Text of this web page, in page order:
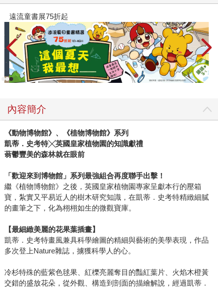
遠流童書展75折起
內容簡介
《動物博物館》、《植物博物館》系列
凱蒂．史考特╳英國皇家植物園的知識獻禮
蓊鬱豐美的森林就在眼前
「歡迎來到博物館」系列最強組合再度聯手出擊！
繼《植物博物館》之後，英國皇家植物園專家呈獻本行的壓箱
寶，紮實又平易近人的樹木研究知識，在凱蒂．史考特精緻細膩
的畫筆之下，化為栩栩如生的微觀寶庫。
【最細緻美麗的花果葉插畫】
凱蒂．史考特畫風兼具科學繪圖的精細與藝術的美學表現，作品
多次登上Nature雜誌，擄獲科學人的心。
冷杉特殊的藍紫色毬果、紅櫟亮麗奪目的豔紅葉片、火焰木橙黃
交錯的盛放花朵，從外觀、構造到剖面的描繪解說，經過凱蒂．